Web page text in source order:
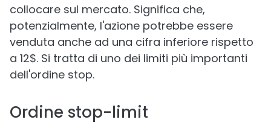
collocare sul mercato. Significa che,
potenzialmente, l'azione potrebbe essere
venduta anche ad una cifra inferiore rispetto
a 12$. Si tratta di uno dei limiti più importanti
dell'ordine stop.
Ordine stop-limit